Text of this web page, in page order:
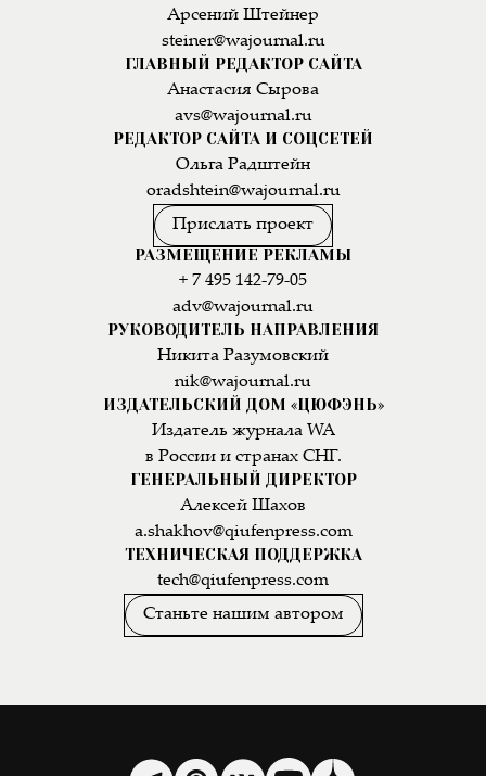
Арсений Штейнер
steiner@wajournal.ru
ГЛАВНЫЙ РЕДАКТОР САЙТА
Анастасия Сырова
avs@wajournal.ru
РЕДАКТОР САЙТА И СОЦСЕТЕЙ
Ольга Радштейн
oradshtein@wajournal.ru
Прислать проект
РАЗМЕЩЕНИЕ РЕКЛАМЫ
+ 7 495 142-79-05
adv@wajournal.ru
РУКОВОДИТЕЛЬ НАПРАВЛЕНИЯ
Никита Разумовский
nik@wajournal.ru
ИЗДАТЕЛЬСКИЙ ДОМ «ЦЮФЭНЬ»
Издатель журнала WA
в России и странах СНГ.
ГЕНЕРАЛЬНЫЙ ДИРЕКТОР
Алексей Шахов
a.shakhov@qiufenpress.com
ТЕХНИЧЕСКАЯ ПОДДЕРЖКА
tech@qiufenpress.com
Станьте нашим автором